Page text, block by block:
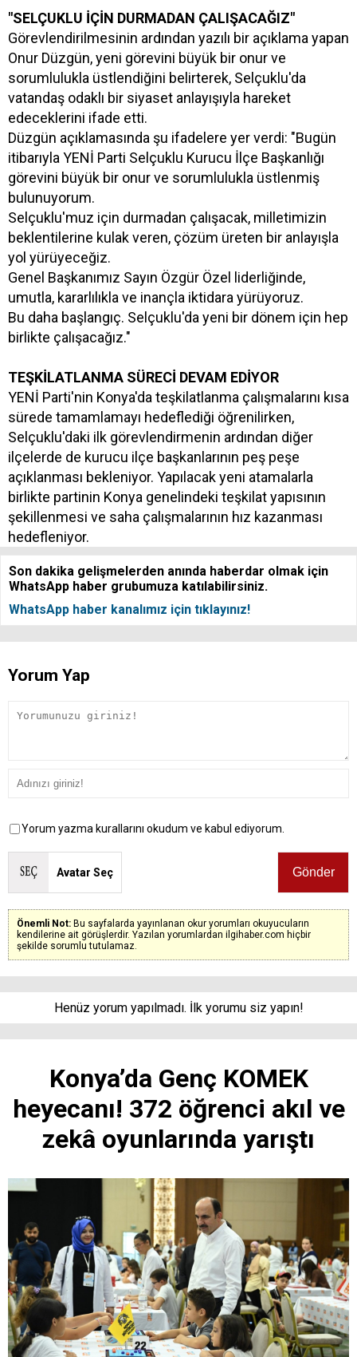
"SELÇUKLU İÇİN DURMADAN ÇALIŞACAĞIZ"
Görevlendirilmesinin ardından yazılı bir açıklama yapan
Onur Düzgün, yeni görevini büyük bir onur ve
sorumlulukla üstlendiğini belirterek, Selçuklu'da
vatandaş odaklı bir siyaset anlayışıyla hareket
edeceklerini ifade etti.
Düzgün açıklamasında şu ifadelere yer verdi: "Bugün
itibarıyla YENİ Parti Selçuklu Kurucu İlçe Başkanlığı
görevini büyük bir onur ve sorumlulukla üstlenmiş
bulunuyorum.
Selçuklu'muz için durmadan çalışacak, milletimizin
beklentilerine kulak veren, çözüm üreten bir anlayışla
yol yürüyeceğiz.
Genel Başkanımız Sayın Özgür Özel liderliğinde,
umutla, kararlılıkla ve inançla iktidara yürüyoruz.
Bu daha başlangıç. Selçuklu'da yeni bir dönem için hep
birlikte çalışacağız."
TEŞKİLATLANMA SÜRECİ DEVAM EDİYOR
YENİ Parti'nin Konya'da teşkilatlanma çalışmalarını kısa
sürede tamamlamayı hedeflediği öğrenilirken,
Selçuklu'daki ilk görevlendirmenin ardından diğer
ilçelerde de kurucu ilçe başkanlarının peş peşe
açıklanması bekleniyor. Yapılacak yeni atamalarla
birlikte partinin Konya genelindeki teşkilat yapısının
şekillenmesi ve saha çalışmalarının hız kazanması
hedefleniyor.
Son dakika gelişmelerden anında haberdar olmak için
WhatsApp haber grubumuza katılabilirsiniz.
WhatsApp haber kanalımız için tıklayınız!
Yorum Yap
Yorum yazma kurallarını okudum ve kabul ediyorum.
Avatar Seç
Önemli Not: Bu sayfalarda yayınlanan okur yorumları okuyucuların
kendilerine ait görüşlerdir. Yazılan yorumlardan ilgihaber.com hiçbir
şekilde sorumlu tutulamaz.
Henüz yorum yapılmadı. İlk yorumu siz yapın!
Konya’da Genç KOMEK
heyecanı! 372 öğrenci akıl ve
zekâ oyunlarında yarıştı